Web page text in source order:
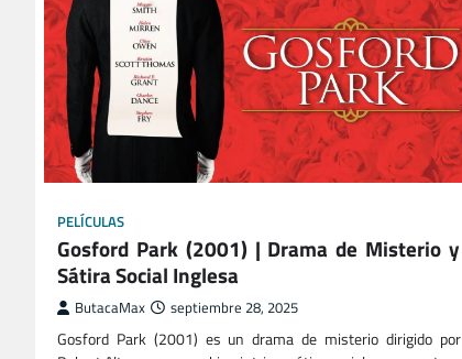
PELÍCULAS
Gosford Park (2001) | Drama de Misterio y
Sátira Social Inglesa
ButacaMax septiembre 28, 2025
Gosford Park (2001) es un drama de misterio dirigido por